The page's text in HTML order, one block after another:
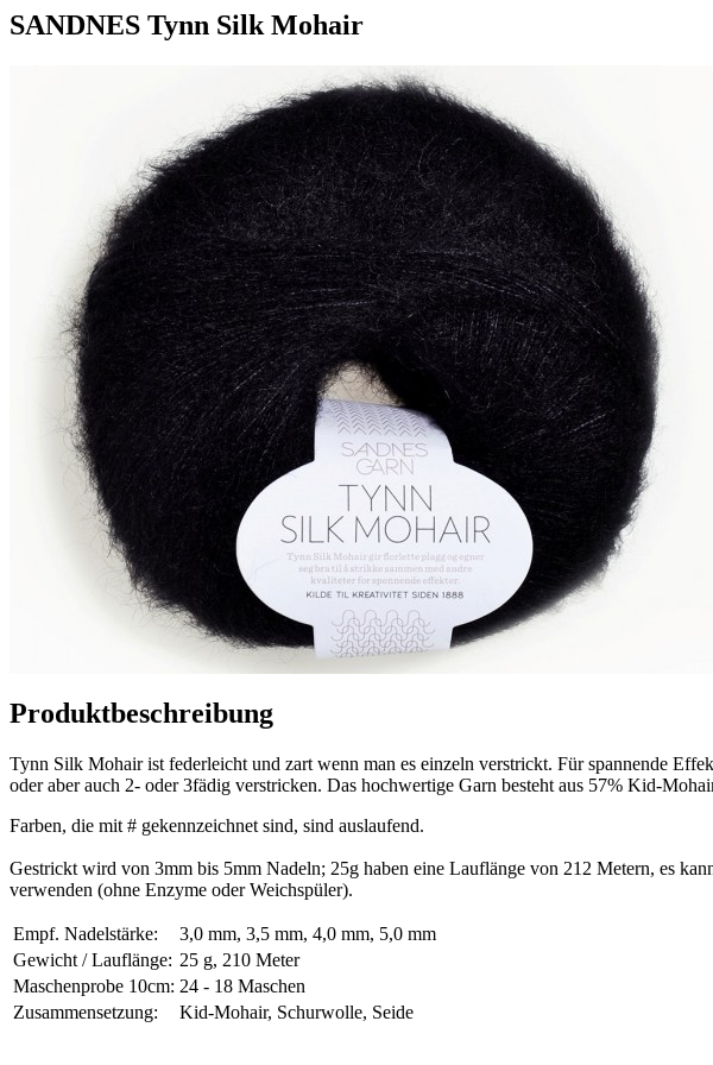
SANDNES Tynn Silk Mohair
Produktbeschreibung
Tynn Silk Mohair ist federleicht und zart wenn man es einzeln verstrickt. Für spannende
oder aber auch 2- oder 3fädig verstricken. Das hochwertige Garn besteht aus 57% Kid-
Farben, die mit # gekennzeichnet sind, sind auslaufend.
Gestrickt wird von 3mm bis 5mm Nadeln; 25g haben eine Lauflänge von 212 Metern, es
verwenden (ohne Enzyme oder Weichspüler).
Empf. Nadelstärke:
3,0 mm, 3,5 mm, 4,0 mm, 5,0 mm
Gewicht / Lauflänge: 25 g, 210 Meter
Maschenprobe 10cm: 24 - 18 Maschen
Zusammensetzung:
Kid-Mohair, Schurwolle, Seide